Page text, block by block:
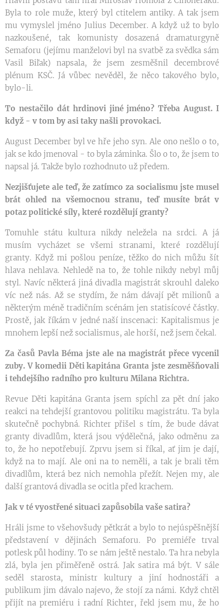
Byla to role muže, který byl ctitelem antiky. A tak jsem
mu vymyslel jméno Julius December. A když už to bylo
nazkoušené, tak komunisty dosazená dramaturgyně
Semaforu (jejímu manželovi byl na svatbě za svědka sám
Vasil Biľak) napsala, že jsem zesměšnil decembrové
plénum KSČ. Já vůbec nevěděl, že něco takového bylo,
bylo-li.
To nestačilo dát hrdinovi jiné jméno? Třeba August. I
když - v tom by asi taky našli provokaci.
August December byl ve hře jeho syn. Ale ono nešlo o to,
jak se kdo jmenoval - to byla záminka. Šlo o to, že jsem to
napsal já. Takže bylo rozhodnuto už předem.
Nezjišťujete ale teď, že zatímco za socialismu jste musel
brát ohled na všemocnou stranu, teď musíte brát v
potaz politické síly, které rozdělují granty?
Tomuhle státu kultura nikdy neležela na srdci. A já
musím vycházet se všemi stranami, které rozdělují
granty. Když mi pošlou peníze, těžko do nich můžu šít
hlava nehlava. Nehledě na to, že tohle nikdy nebyl můj
styl. Navíc některá jiná divadla magistrát skrouhl daleko
víc než nás. Až se stydím, že nám dávají pět milionů a
některým méně tradičním scénám jen statisícové částky.
Prostě, jak říkám v jedné naší inscenaci: Kapitalismus je
mnohem lepší než socialismus, ale horší, než jsem čekal.
Za časů Pavla Béma jste ale na magistrát přece vycenil
zuby. V komedii Děti kapitána Granta jste zesměšňovali
i tehdejšího radního pro kulturu Milana Richtra.
Revue Děti kapitána Granta jsem spíchl za pět dní jako
reakci na tehdejší grantovou politiku magistrátu. Ta byla
skutečně pochybná. Richter přišel s tím, že bude dávat
granty divadlům, která jsou výdělečná, jako odměnu za
to, že ho nepotřebují. Zprvu jsem si říkal, ať jim je dají,
když na to mají. Ale oni na to neměli, a tak je brali těm
divadlům, která bez nich nemohla přežít. Nejen my, ale
další grantová divadla se ocitla před krachem.
Jak v té vyostřené situaci zapůsobila vaše satira?
Hráli jsme to všehovšudy pětkrát a bylo to nejúspěšnější
představení v dějinách Semaforu. Po premiéře trval
potlesk půl hodiny. To se nám ještě nestalo. Ta hra nebyla
zlá, byla jen přiměřeně ostrá. Jak satira má být. V sále
seděl starosta, ministr kultury a jiní hodnostáři a
publikum jim dávalo najevo, že stojí za námi. Když chtěl
přijít na premiéru i radní Richter, řekl jsem mu, že ho